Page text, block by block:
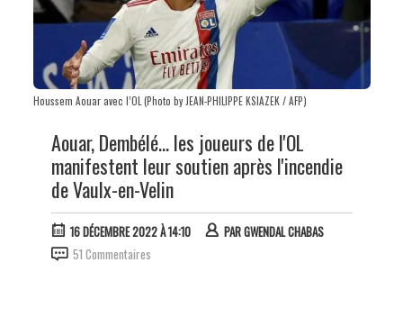
Houssem Aouar avec l’OL (Photo by JEAN-PHILIPPE KSIAZEK / AFP)
Aouar, Dembélé... les joueurs de l'OL
manifestent leur soutien après l'incendie
de Vaulx-en-Velin
16 DÉCEMBRE 2022 À 14:10 PARGWENDAL CHABAS
51 Commentaires